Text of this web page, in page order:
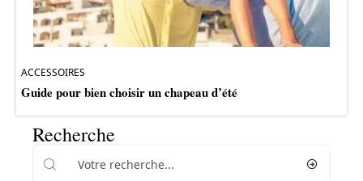
ACCESSOIRES
Guide pour bien choisir un chapeau d’été
Recherche